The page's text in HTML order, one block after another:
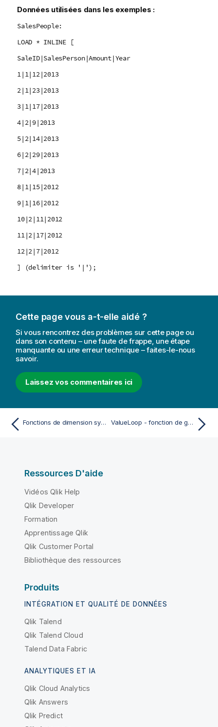
Données utilisées dans les exemples :
SalesPeople:
LOAD * INLINE [
SaleID|SalesPerson|Amount|Year
1|1|12|2013
2|1|23|2013
3|1|17|2013
4|2|9|2013
5|2|14|2013
6|2|29|2013
7|2|4|2013
8|1|15|2012
9|1|16|2012
10|2|11|2012
11|2|17|2012
12|2|7|2012
] (delimiter is '|');
Cette page vous a-t-elle aidé ?
Si vous rencontrez des problèmes sur cette page ou
dans son contenu – une faute de frappe, une étape
manquante ou une erreur technique – faites-le-nous
savoir.
Laissez vos commentaires ici
Fonctions de dimension synthétique ValueLoop - fonction de graphique
Ressources D'aide
Vidéos Qlik Help
Qlik Developer
Formation
Apprentissage Qlik
Qlik Customer Portal
Bibliothèque des ressources
Produits
INTÉGRATION ET QUALITÉ DE DONNÉES
Qlik Talend
Qlik Talend Cloud
Talend Data Fabric
ANALYTIQUES ET IA
Qlik Cloud Analytics
Qlik Answers
Qlik Predict